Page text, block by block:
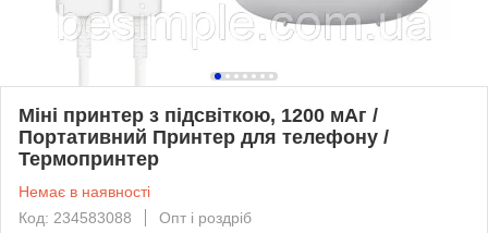
Міні принтер з підсвіткою, 1200 мАг /
Портативний Принтер для телефону /
Термопринтер
Немає в наявності
Код: 234583088
Опт і роздріб